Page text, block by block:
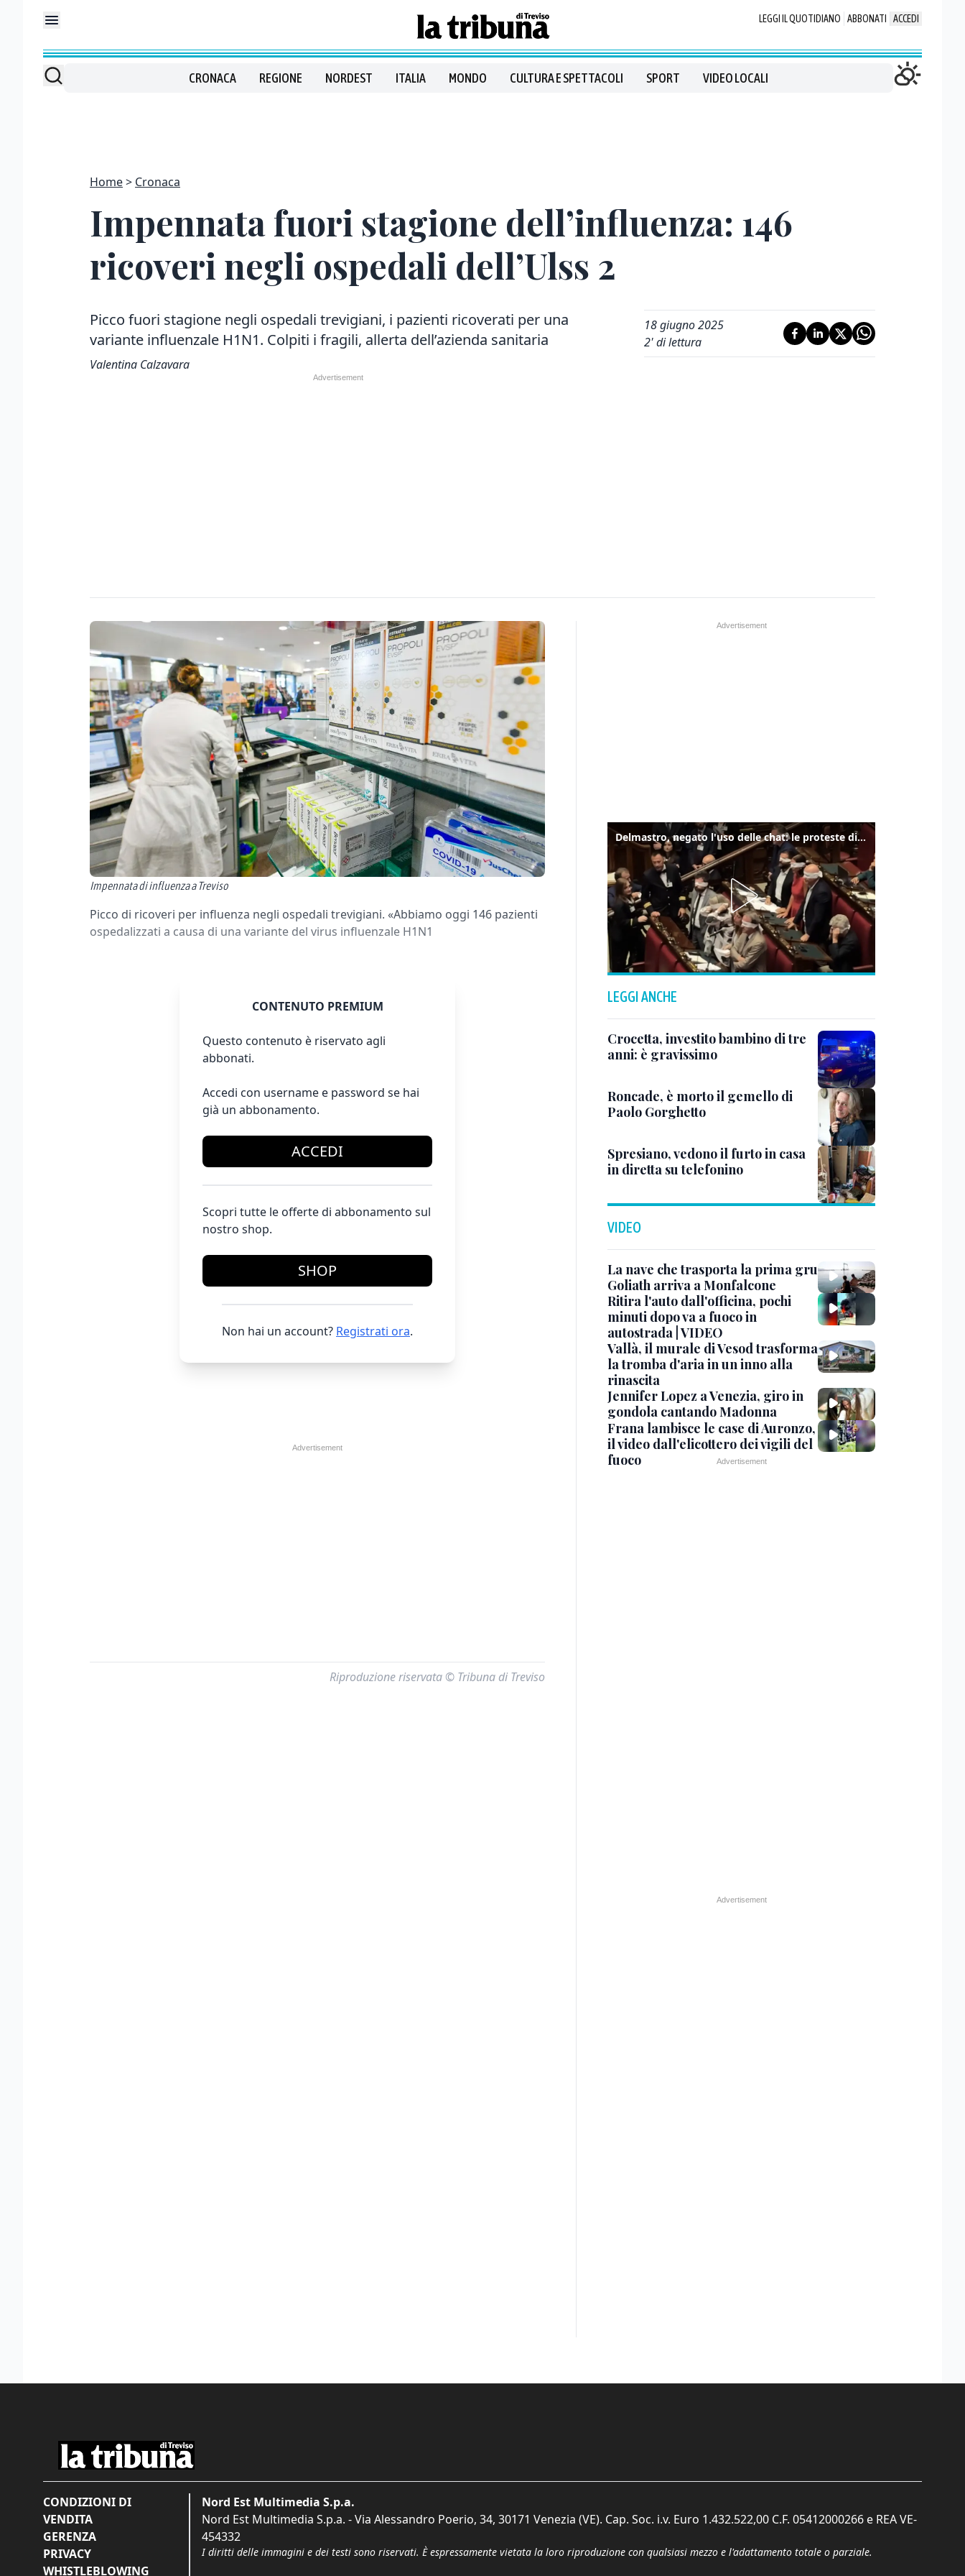
LEGGI IL QUOTIDIANO ABBONATI ACCEDI
CRONACA REGIONE NORDEST ITALIA MONDO CULTURA E SPETTACOLI SPORT VIDEO LOCALI
Home Cronaca
Impennata fuori stagione dell’influenza: 146
ricoveri negli ospedali dell’Ulss 2
Picco fuori stagione negli ospedali trevigiani, i pazienti ricoverati per una
variante influenzale H1N1. Colpiti i fragili, allerta dell’azienda sanitaria
Valentina Calzavara
18 giugno 2025
2' di lettura
Impennata di influenza a Treviso
Picco di ricoveri per influenza negli ospedali trevigiani. «Abbiamo oggi 146 pazienti
ospedalizzati a causa di una variante del virus influenzale H1N1
CONTENUTO PREMIUM
Questo contenuto è riservato agli
abbonati.
Accedi con username e password se hai
già un abbonamento.
ACCEDI
Scopri tutte le offerte di abbonamento sul
nostro shop.
SHOP
Non hai un account? Registrati ora.
Riproduzione riservata © Tribuna di Treviso
Delmastro, negato l'uso delle chat: le proteste di Avs e M5s
LEGGI ANCHE
Crocetta, investito bambino di tre
anni: è gravissimo
Roncade, è morto il gemello di
Paolo Gorghetto
Spresiano, vedono il furto in casa
in diretta su telefonino
VIDEO
La nave che trasporta la prima gru
Goliath arriva a Monfalcone
Ritira l'auto dall'officina, pochi
minuti dopo va a fuoco in
autostrada | VIDEO
Vallà, il murale di Vesod trasforma
la tromba d'aria in un inno alla
rinascita
Jennifer Lopez a Venezia, giro in
gondola cantando Madonna
Frana lambisce le case di Auronzo,
il video dall'elicottero dei vigili del
fuoco
CONDIZIONI DI
VENDITA
GERENZA
PRIVACY
WHISTLEBLOWING
Nord Est Multimedia S.p.a.
Nord Est Multimedia S.p.a. - Via Alessandro Poerio, 34, 30171 Venezia (VE). Cap. Soc. i.v. Euro 1.432.522,00 C.F. 05412000266 e REA VE-
454332
I diritti delle immagini e dei testi sono riservati. È espressamente vietata la loro riproduzione con qualsiasi mezzo e l'adattamento totale o parziale.